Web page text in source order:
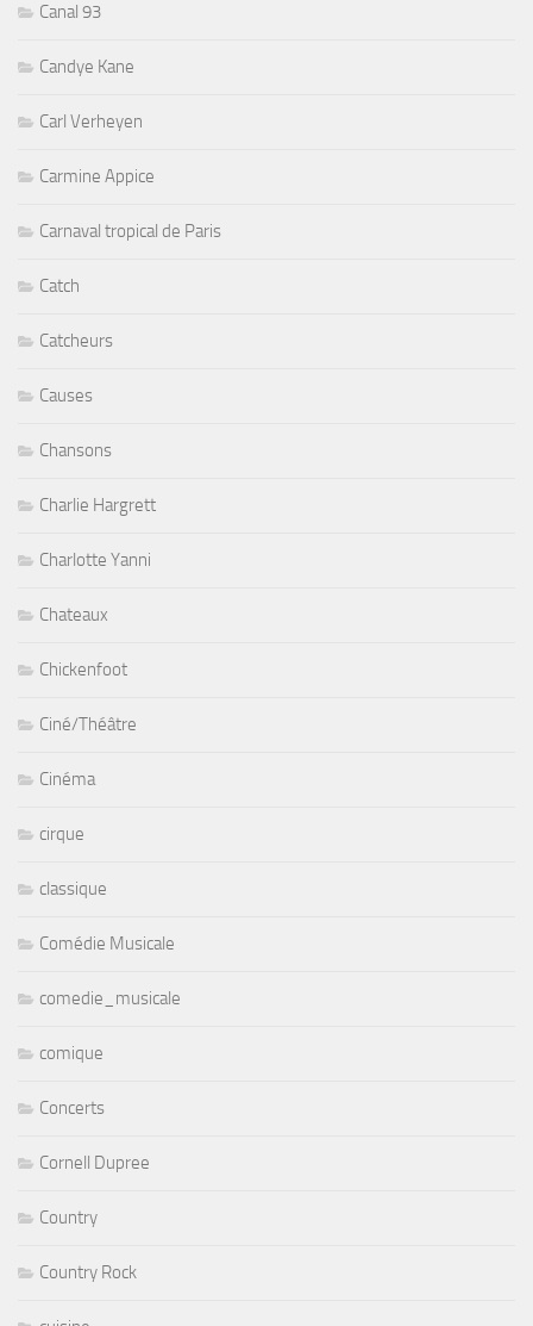
Canal 93
Candye Kane
Carl Verheyen
Carmine Appice
Carnaval tropical de Paris
Catch
Catcheurs
Causes
Chansons
Charlie Hargrett
Charlotte Yanni
Chateaux
Chickenfoot
Ciné/Théâtre
Cinéma
cirque
classique
Comédie Musicale
comedie_musicale
comique
Concerts
Cornell Dupree
Country
Country Rock